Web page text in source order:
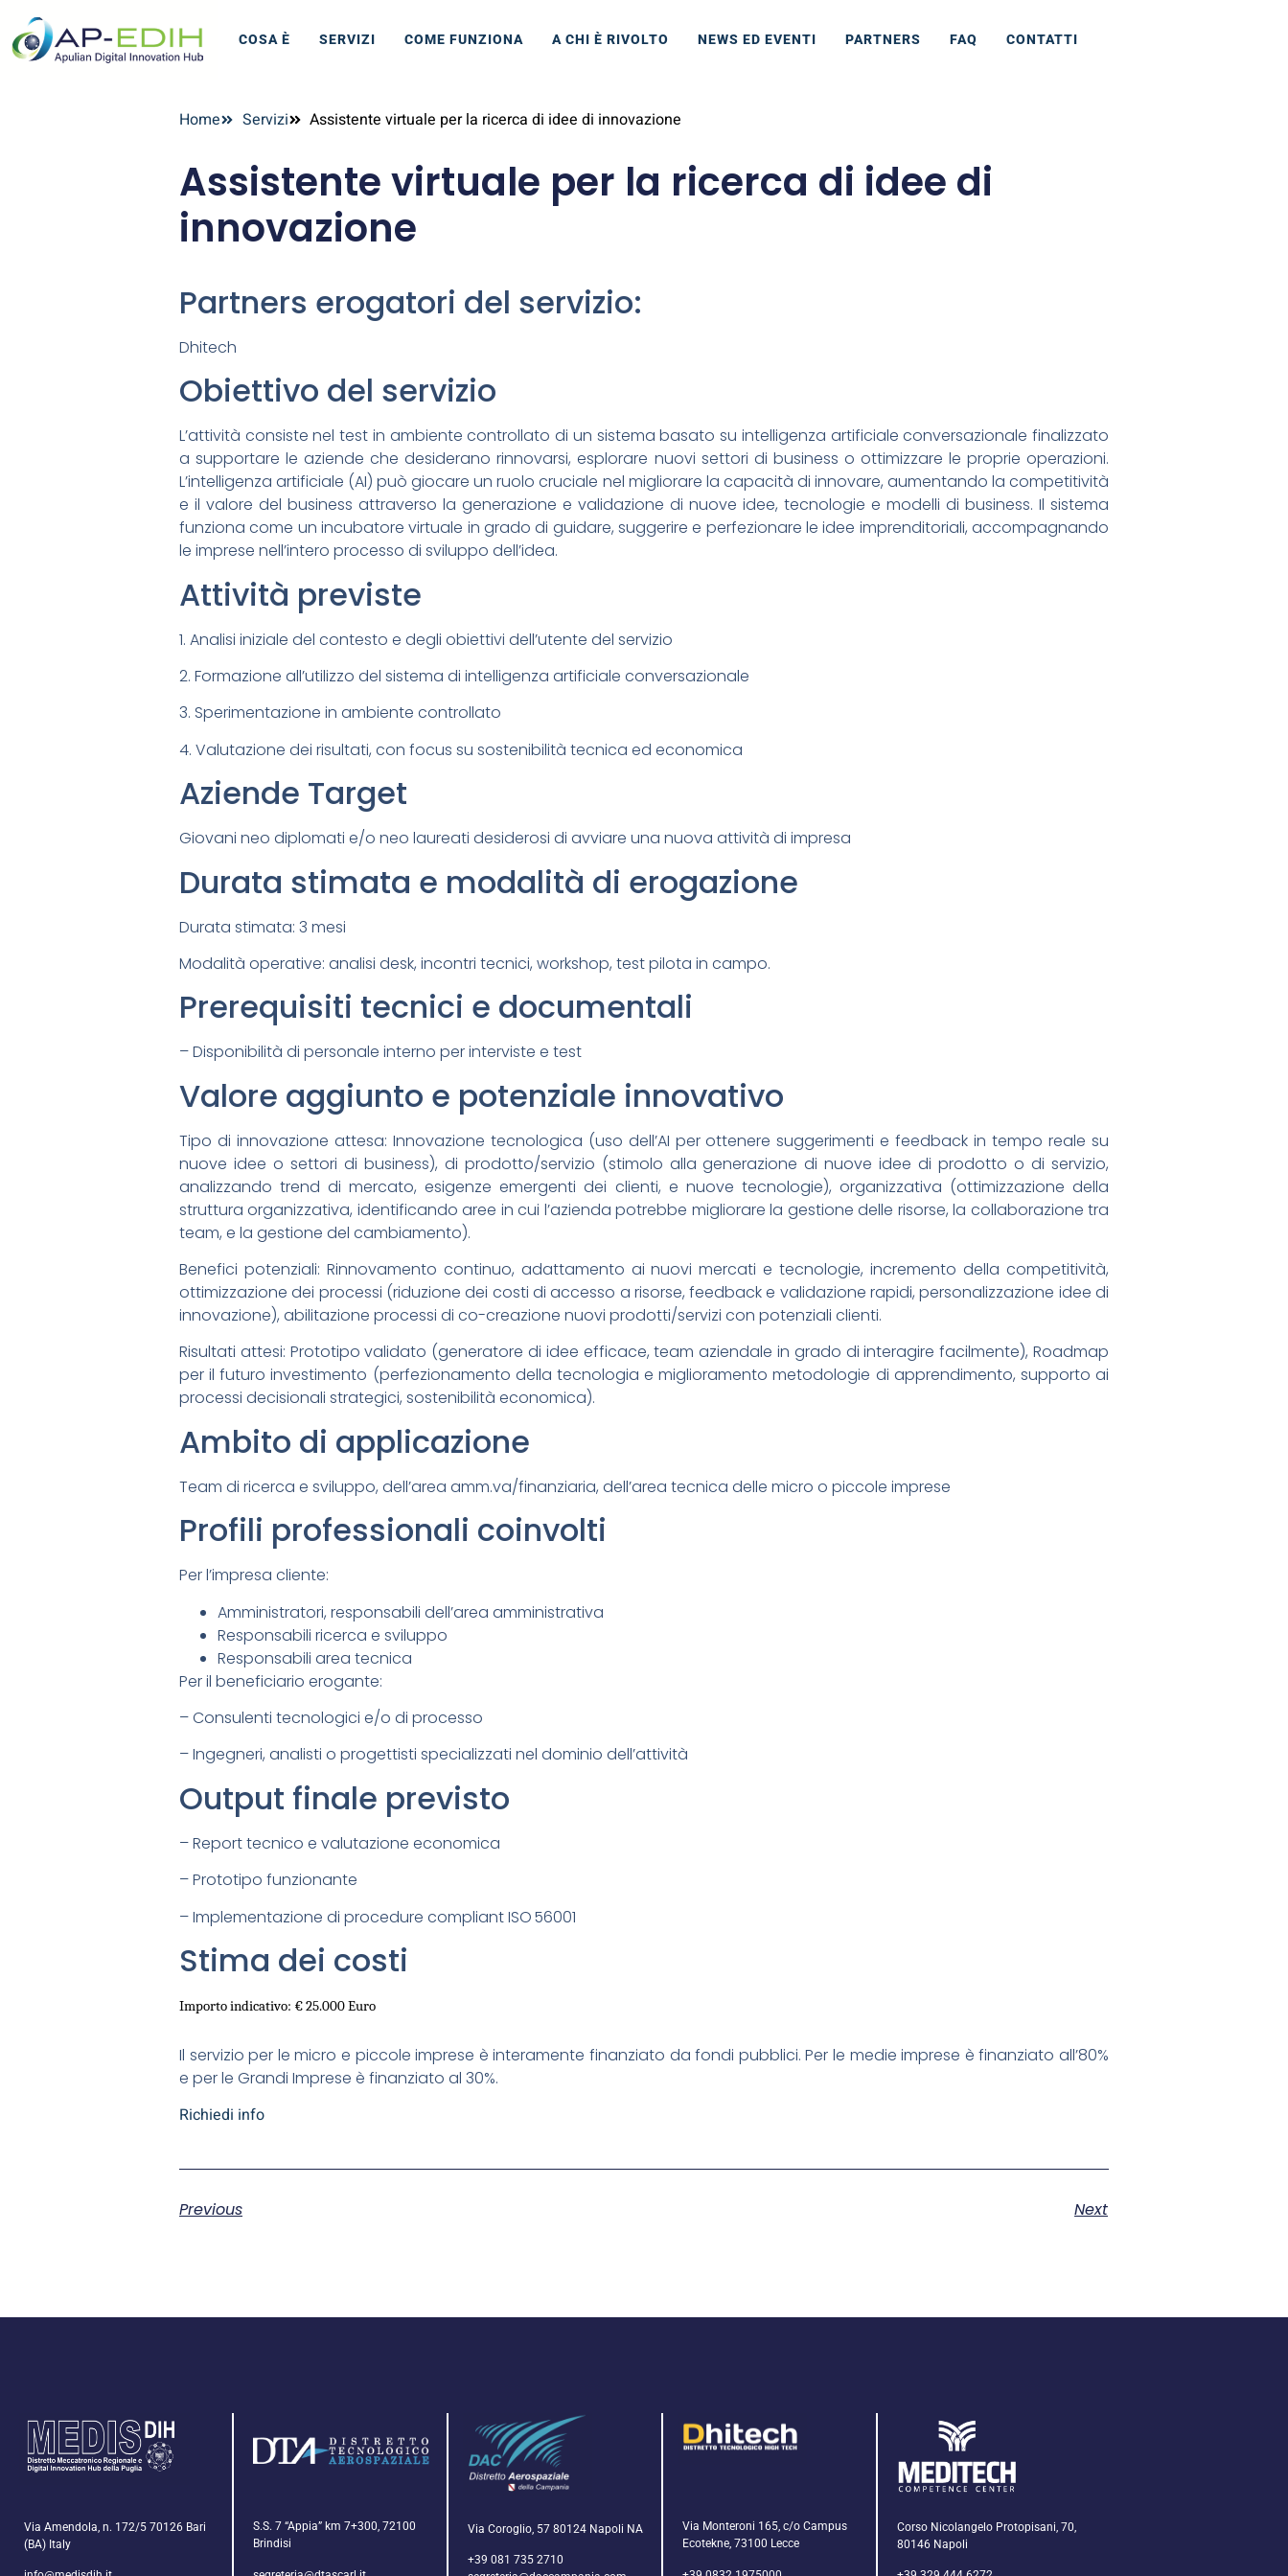
COSA È SERVIZI COME FUNZIONA A CHI È RIVOLTO NEWS ED EVENTI PARTNERS FAQ CONTATTI
Home Servizi Assistente virtuale per la ricerca di idee di innovazione
Assistente virtuale per la ricerca di idee di
innovazione
Partners erogatori del servizio:
Dhitech
Obiettivo del servizio
L’attività consiste nel test in ambiente controllato di un sistema basato su intelligenza artificiale conversazionale finalizzato
a supportare le aziende che desiderano rinnovarsi, esplorare nuovi settori di business o ottimizzare le proprie operazioni.
L’intelligenza artificiale (AI) può giocare un ruolo cruciale nel migliorare la capacità di innovare, aumentando la competitività
e il valore del business attraverso la generazione e validazione di nuove idee, tecnologie e modelli di business. Il sistema
funziona come un incubatore virtuale in grado di guidare, suggerire e perfezionare le idee imprenditoriali, accompagnando
le imprese nell’intero processo di sviluppo dell’idea.
Attività previste
1. Analisi iniziale del contesto e degli obiettivi dell’utente del servizio
2. Formazione all’utilizzo del sistema di intelligenza artificiale conversazionale
3. Sperimentazione in ambiente controllato
4. Valutazione dei risultati, con focus su sostenibilità tecnica ed economica
Aziende Target
Giovani neo diplomati e/o neo laureati desiderosi di avviare una nuova attività di impresa
Durata stimata e modalità di erogazione
Durata stimata: 3 mesi
Modalità operative: analisi desk, incontri tecnici, workshop, test pilota in campo.
Prerequisiti tecnici e documentali
– Disponibilità di personale interno per interviste e test
Valore aggiunto e potenziale innovativo
Tipo di innovazione attesa: Innovazione tecnologica (uso dell’AI per ottenere suggerimenti e feedback in tempo reale su
nuove idee o settori di business), di prodotto/servizio (stimolo alla generazione di nuove idee di prodotto o di servizio,
analizzando trend di mercato, esigenze emergenti dei clienti, e nuove tecnologie), organizzativa (ottimizzazione della
struttura organizzativa, identificando aree in cui l’azienda potrebbe migliorare la gestione delle risorse, la collaborazione tra
team, e la gestione del cambiamento).
Benefici potenziali: Rinnovamento continuo, adattamento ai nuovi mercati e tecnologie, incremento della competitività,
ottimizzazione dei processi (riduzione dei costi di accesso a risorse, feedback e validazione rapidi, personalizzazione idee di
innovazione), abilitazione processi di co-creazione nuovi prodotti/servizi con potenziali clienti.
Risultati attesi: Prototipo validato (generatore di idee efficace, team aziendale in grado di interagire facilmente), Roadmap
per il futuro investimento (perfezionamento della tecnologia e miglioramento metodologie di apprendimento, supporto ai
processi decisionali strategici, sostenibilità economica).
Ambito di applicazione
Team di ricerca e sviluppo, dell’area amm.va/finanziaria, dell’area tecnica delle micro o piccole imprese
Profili professionali coinvolti
Per l’impresa cliente:
Amministratori, responsabili dell’area amministrativa
Responsabili ricerca e sviluppo
Responsabili area tecnica
Per il beneficiario erogante:
– Consulenti tecnologici e/o di processo
– Ingegneri, analisti o progettisti specializzati nel dominio dell’attività
Output finale previsto
– Report tecnico e valutazione economica
– Prototipo funzionante
– Implementazione di procedure compliant ISO 56001
Stima dei costi
Importo indicativo: €25.000Euro
Il servizio per le micro e piccole imprese è interamente finanziato da fondi pubblici. Per le medie imprese è finanziato all’80%
e per le Grandi Imprese è finanziato al 30%.
Richiedi info
Previous Next
Via Amendola, n. 172/5 70126 Bari
(BA) Italy
S.S. 7 “Appia” km 7+300, 72100
Brindisi
Via Coroglio, 57 80124 Napoli NA
+39 081 735 2710
Via Monteroni 165, c/o Campus
Ecotekne, 73100 Lecce
Corso Nicolangelo Protopisani, 70,
80146 Napoli